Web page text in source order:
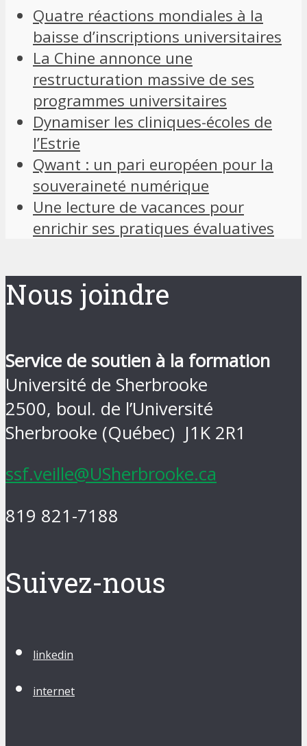
Quatre réactions mondiales à la
baisse d’inscriptions universitaires
La Chine annonce une
restructuration massive de ses
programmes universitaires
Dynamiser les cliniques-écoles de
l’Estrie
Qwant : un pari européen pour la
souveraineté numérique
Une lecture de vacances pour
enrichir ses pratiques évaluatives
Nous joindre
Service de soutien à la formation
Université de Sherbrooke
2500, boul. de l’Université
Sherbrooke (Québec) J1K 2R1
ssf.veille@USherbrooke.ca
819 821-7188
Suivez-nous
linkedin
internet